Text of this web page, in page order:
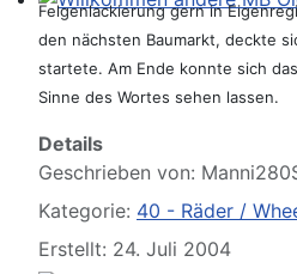
Willkommen andere MB
Felgenlackierung gern in
den nächsten Baumarkt, deckte
startete. Am Ende konnte sich
Sinne des Wortes sehen lassen.
Details
Geschrieben von:
Kategorie: 40 - Räder /
Erstellt: 24. Juli 2004